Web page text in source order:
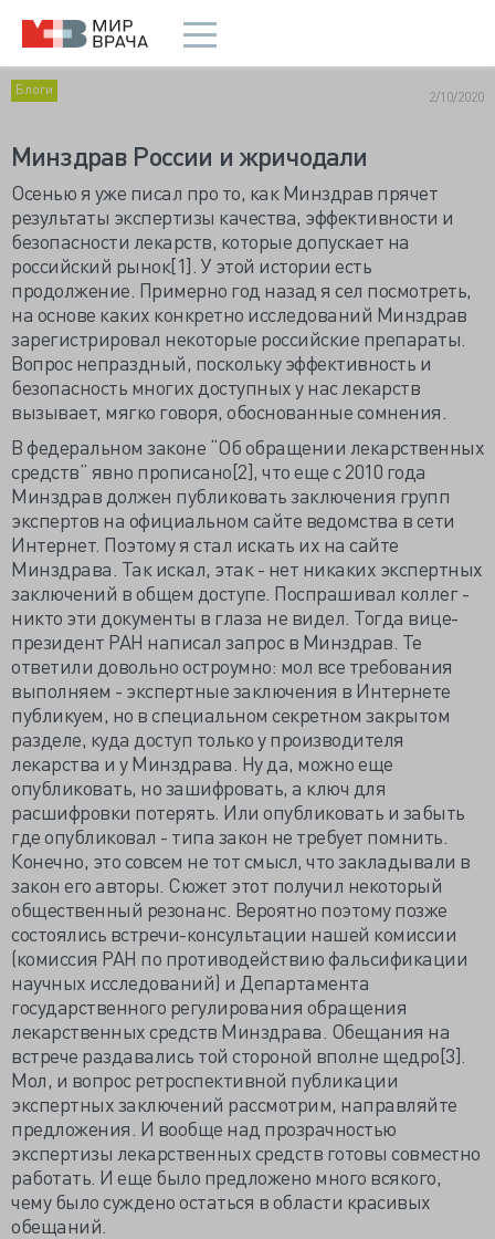
Блоги 2/10/2020
Минздрав России и жричодали
Осенью я уже писал про то, как Минздрав прячет
результаты экспертизы качества, эффективности и
безопасности лекарств, которые допускает на
российский рынок[1]. У этой истории есть
продолжение. Примерно год назад я сел посмотреть,
на основе каких конкретно исследований Минздрав
зарегистрировал некоторые российские препараты.
Вопрос непраздный, поскольку эффективность и
безопасность многих доступных у нас лекарств
вызывает, мягко говоря, обоснованные сомнения.
В федеральном законе “Об обращении лекарственных
средств” явно прописано[2], что еще с 2010 года
Минздрав должен публиковать заключения групп
экспертов на официальном сайте ведомства в сети
Интернет. Поэтому я стал искать их на сайте
Минздрава. Так искал, этак - нет никаких экспертных
заключений в общем доступе. Поспрашивал коллег -
никто эти документы в глаза не видел. Тогда вице-
президент РАН написал запрос в Минздрав. Те
ответили довольно остроумно: мол все требования
выполняем - экспертные заключения в Интернете
публикуем, но в специальном секретном закрытом
разделе, куда доступ только у производителя
лекарства и у Минздрава. Ну да, можно еще
опубликовать, но зашифровать, а ключ для
расшифровки потерять. Или опубликовать и забыть
где опубликовал - типа закон не требует помнить.
Конечно, это совсем не тот смысл, что закладывали в
закон его авторы. Сюжет этот получил некоторый
общественный резонанс. Вероятно поэтому позже
состоялись встречи-консультации нашей комиссии
(комиссия РАН по противодействию фальсификации
научных исследований) и Департамента
государственного регулирования обращения
лекарственных средств Минздрава. Обещания на
встрече раздавались той стороной вполне щедро[3].
Мол, и вопрос ретроспективной публикации
экспертных заключений рассмотрим, направляйте
предложения. И вообще над прозрачностью
экспертизы лекарственных средств готовы совместно
работать. И еще было предложено много всякого,
чему было суждено остаться в области красивых
обещаний.